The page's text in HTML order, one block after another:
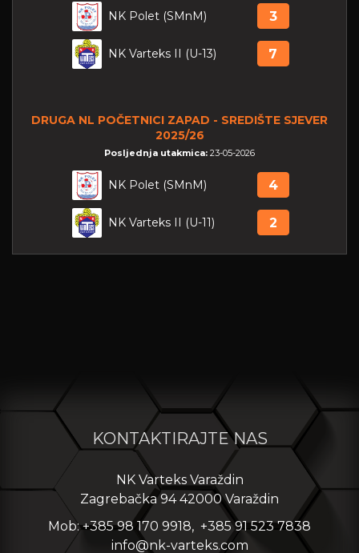
NK Polet (SMnM) 3
NK Varteks II (U-13) 7
DRUGA NL POČETNICI ZAPAD - SREDIŠTE SJEVER
2025/26
Posljednja utakmica: 23-05-2026
NK Polet (SMnM) 4
NK Varteks II (U-11) 2
KONTAKTIRAJTE NAS
NK Varteks Varaždin
Zagrebačka 94 42000 Varaždin
Mob: +385 98 170 9918, +385 91 523 7838
info@nk-varteks.com